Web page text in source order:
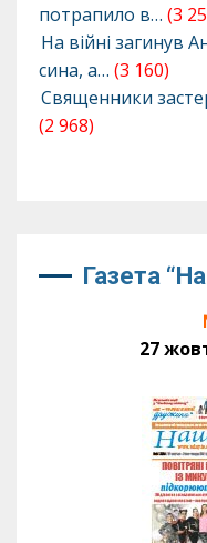
потрапило в… (3
На війні загинув
сина, а… (3 160)
Священники
(2 968)
Газета
27